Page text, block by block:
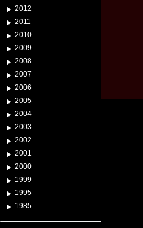
2012
2011
2010
2009
2008
2007
2006
2005
2004
2003
2002
2001
2000
1999
1995
1985